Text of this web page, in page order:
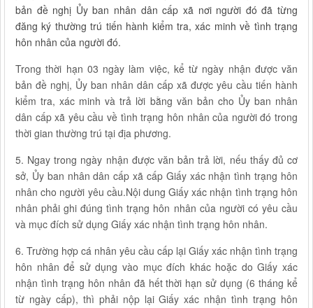
bản đề nghị Ủy ban nhân dân cấp xã nơi người đó đã từng
đăng ký thường trú tiến hành kiểm tra, xác minh về tình trạng
hôn nhân của người đó.
Trong thời hạn 03 ngày làm việc, kể từ ngày nhận được văn
bản đề nghị, Ủy ban nhân dân cấp xã được yêu cầu tiến hành
kiểm tra, xác minh và trả lời bằng văn bản cho Ủy ban nhân
dân cấp xã yêu cầu về tình trạng hôn nhân của người đó trong
thời gian thường trú tại địa phương.
5. Ngay trong ngày nhận được văn bản trả lời, nếu thấy đủ cơ
sở, Ủy ban nhân dân cấp xã cấp Giấy xác nhận tình trạng hôn
nhân cho người yêu cầu.Nội dung Giấy xác nhận tình trạng hôn
nhân phải ghi đúng tình trạng hôn nhân của người có yêu cầu
và mục đích sử dụng Giấy xác nhận tình trạng hôn nhân.
6. Trường hợp cá nhân yêu cầu cấp lại Giấy xác nhận tình trạng
hôn nhân để sử dụng vào mục đích khác hoặc do Giấy xác
nhận tình trạng hôn nhân đã hết thời hạn sử dụng (6 tháng kể
từ ngày cấp), thì phải nộp lại Giấy xác nhận tình trạng hôn